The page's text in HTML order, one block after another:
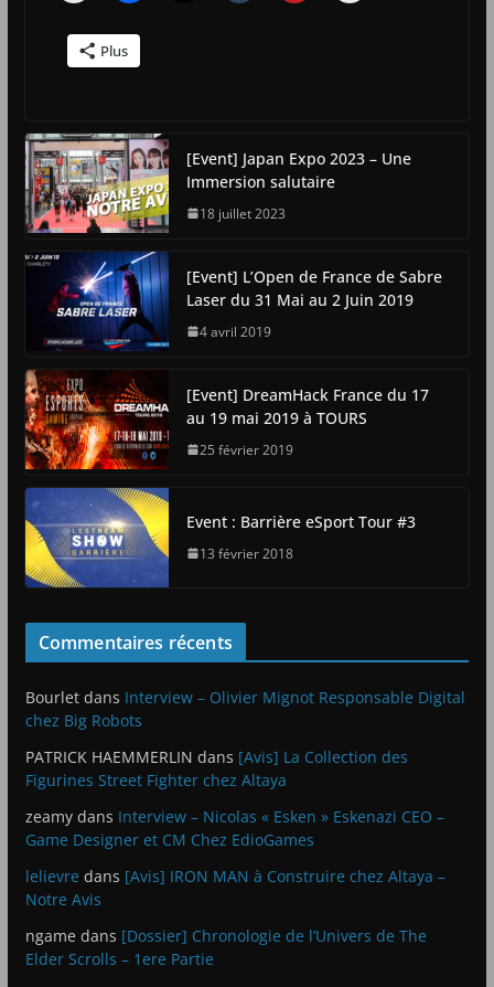
Plus
[Event] Japan Expo 2023 – Une
Immersion salutaire
18 juillet 2023
[Event] L’Open de France de Sabre
Laser du 31 Mai au 2 Juin 2019
4 avril 2019
[Event] DreamHack France du 17
au 19 mai 2019 à TOURS
25 février 2019
Event : Barrière eSport Tour #3
13 février 2018
Commentaires récents
Bourletdans Interview – Olivier Mignot Responsable Digital
chez Big Robots
PATRICK HAEMMERLIN dans [Avis] La Collection des
Figurines Street Fighter chez Altaya
zeamydans Interview – Nicolas « Esken » Eskenazi CEO –
Game Designer et CM Chez EdioGames
lelievre dans [Avis] IRON MAN à Construire chez Altaya –
Notre Avis
ngame dans [Dossier] Chronologie de l’Univers de The
Elder Scrolls – 1ere Partie